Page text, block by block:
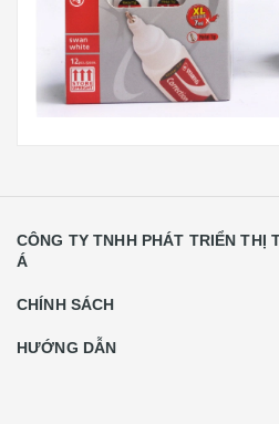
CÔNG TY TNHH PHÁT TRIỂN
Á
CHÍNH SÁCH
HƯỚNG DẪN